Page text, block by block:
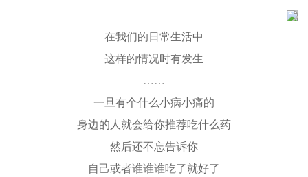
在我们的日常生活中
这样的情况时有发生
……
一旦有个什么小病小痛的
身边的人就会给你推荐吃什么药
然后还不忘告诉你
自己或者谁谁谁吃了就好了